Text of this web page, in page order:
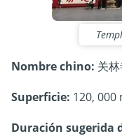
Nombre chino: 关
Superficie: 120,
Duración sugerida